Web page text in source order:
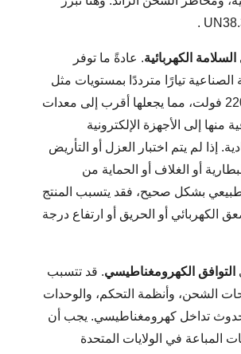
السلامة الكهربائية. عادةً ما توفر
تيارًا مترددًا بمستويات مثل
110 فولت أو 220 فولت، مما يجعلها أقرب إلى معدات
منها إلى الأجهزة الإلكترونية
إذا لم يتم اختبار العزل أو التأريض
أو الغلاف أو الحماية من
بشكل صحيح، فقد يتسبب المنتج
الكهربائي أو الحريق أو ارتفاع درجة
التوافق الكهرومغناطيسي. قد تتسبب
الشحن، وأنظمة التحكم، والوحدات
حدوث تداخل كهرومغناطيسي. يجب أن
المباعة في الولايات المتحدة